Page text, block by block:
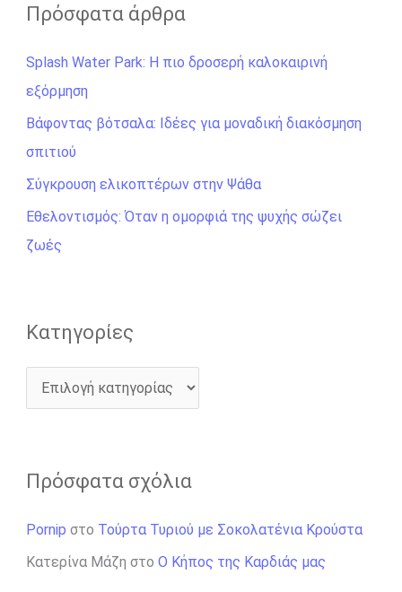
ζ
τ
η
σ
η
γ
ι
α
Πρόσφατα άρθρα
Splash Water Park: Η πιο δροσερή καλοκαιρινή
εξόρμηση
Βάφοντας βότσαλα: Ιδέες για μοναδική διακόσμηση
σπιτιού
Σύγκρουση ελικοπτέρων στην Ψάθα
Εθελοντισμός: Όταν η ομορφιά της ψυχής σώζει
ζωές
Kατηγορίες
Πρόσφατα σχόλια
Pornip στο Τούρτα Τυριού με Σοκολατένια Κρούστα
Κατερίνα Μάζη στο Ο Κήπος της Καρδιάς μας